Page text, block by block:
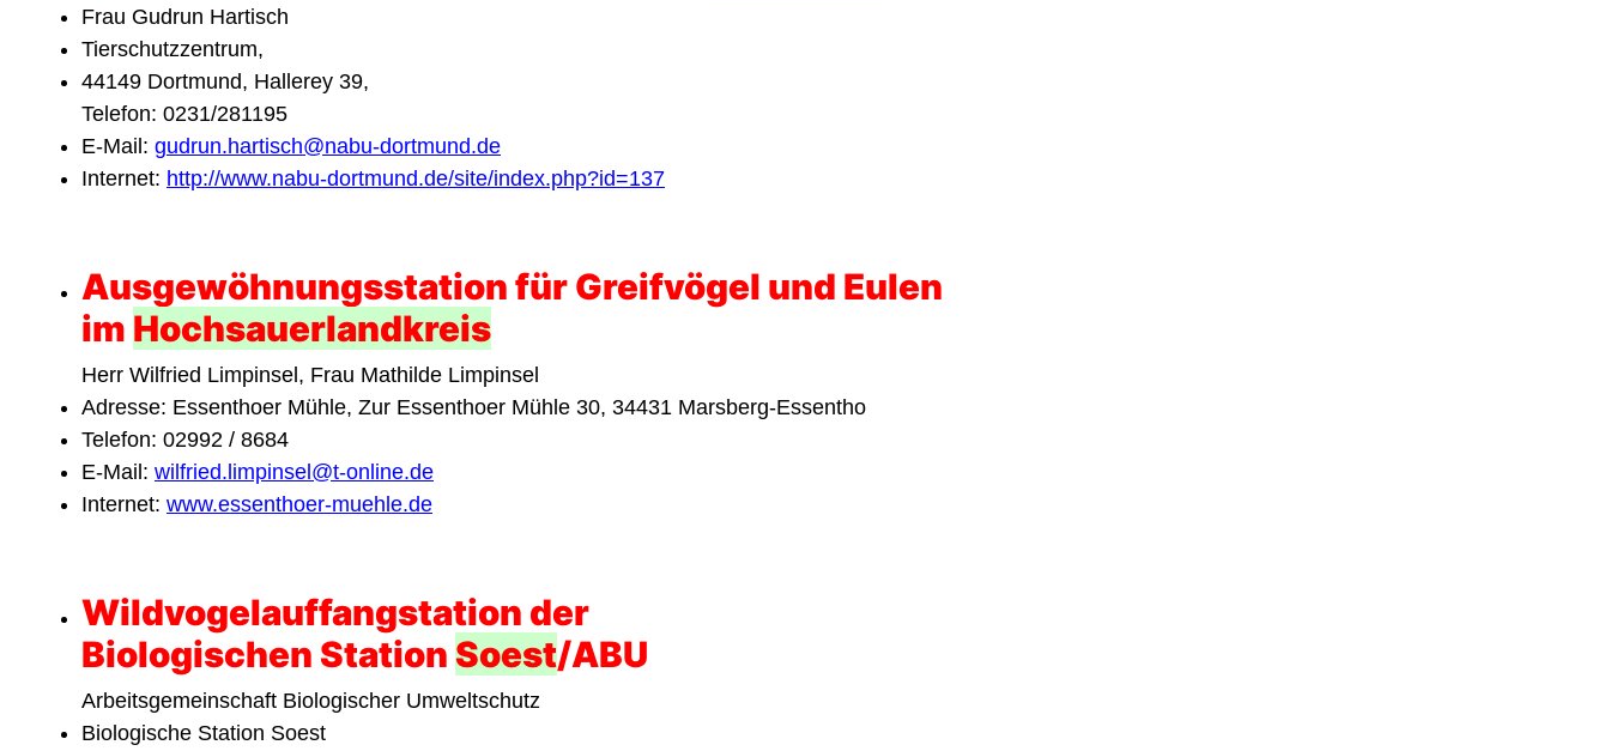
Frau Gudrun Hartisch
Tierschutzzentrum,
44149 Dortmund, Hallerey 39,
Telefon: 0231/281195
E-Mail: gudrun.hartisch@nabu-dortmund.de
Internet: http://www.nabu-dortmund.de/site/index.php?id=137
Ausgewöhnungsstation für Greifvögel und Eulen
im Hochsauerlandkreis
Herr Wilfried Limpinsel, Frau Mathilde Limpinsel
Adresse: Essenthoer Mühle, Zur Essenthoer Mühle 30, 34431 Marsberg-Essentho
Telefon: 02992 / 8684
E-Mail: wilfried.limpinsel@t-online.de
Internet: www.essenthoer-muehle.de
Wildvogelauffangstation der
Biologischen Station Soest/ABU
Arbeitsgemeinschaft Biologischer Umweltschutz
Biologische Station Soest